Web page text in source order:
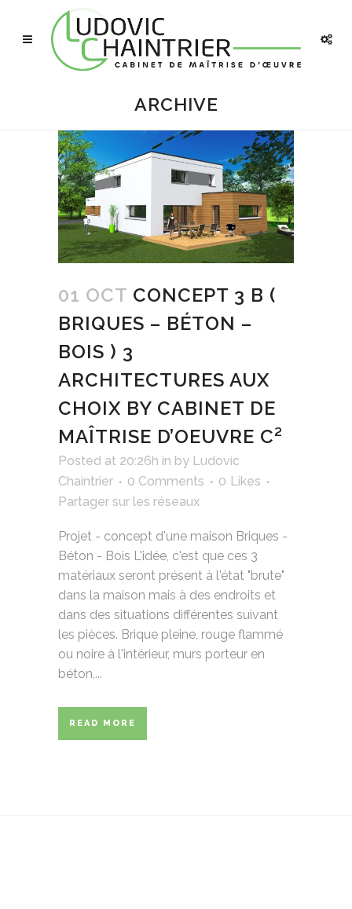
ARCHIVE
01 OCT CONCEPT 3 B (
BRIQUES – BÉTON –
BOIS ) 3
ARCHITECTURES AUX
CHOIX BY CABINET DE
MAÎTRISE D’OEUVRE C²
Posted at 20:26h in by Ludovic
Chaintrier
0 Comments 0 Likes
Partager sur les réseaux
Projet - concept d'une maison Briques -
Béton - Bois L'idée, c'est que ces 3
matériaux seront présent à l'état "brute"
dans la maison mais à des endroits et
dans des situations différentes suivant
les pièces. Brique pleine, rouge flammé
ou noire à l'intérieur, murs porteur en
béton,...
READ MORE